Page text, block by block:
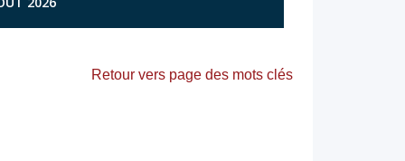
Retour vers page des mots clés